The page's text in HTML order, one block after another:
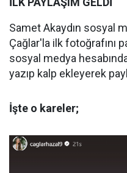
Samet Akaydın sosyal
Çağlar'la ilk fotoğrafını
sosyal medya
yazıp kalp ekleyerek
İşte o kareler;